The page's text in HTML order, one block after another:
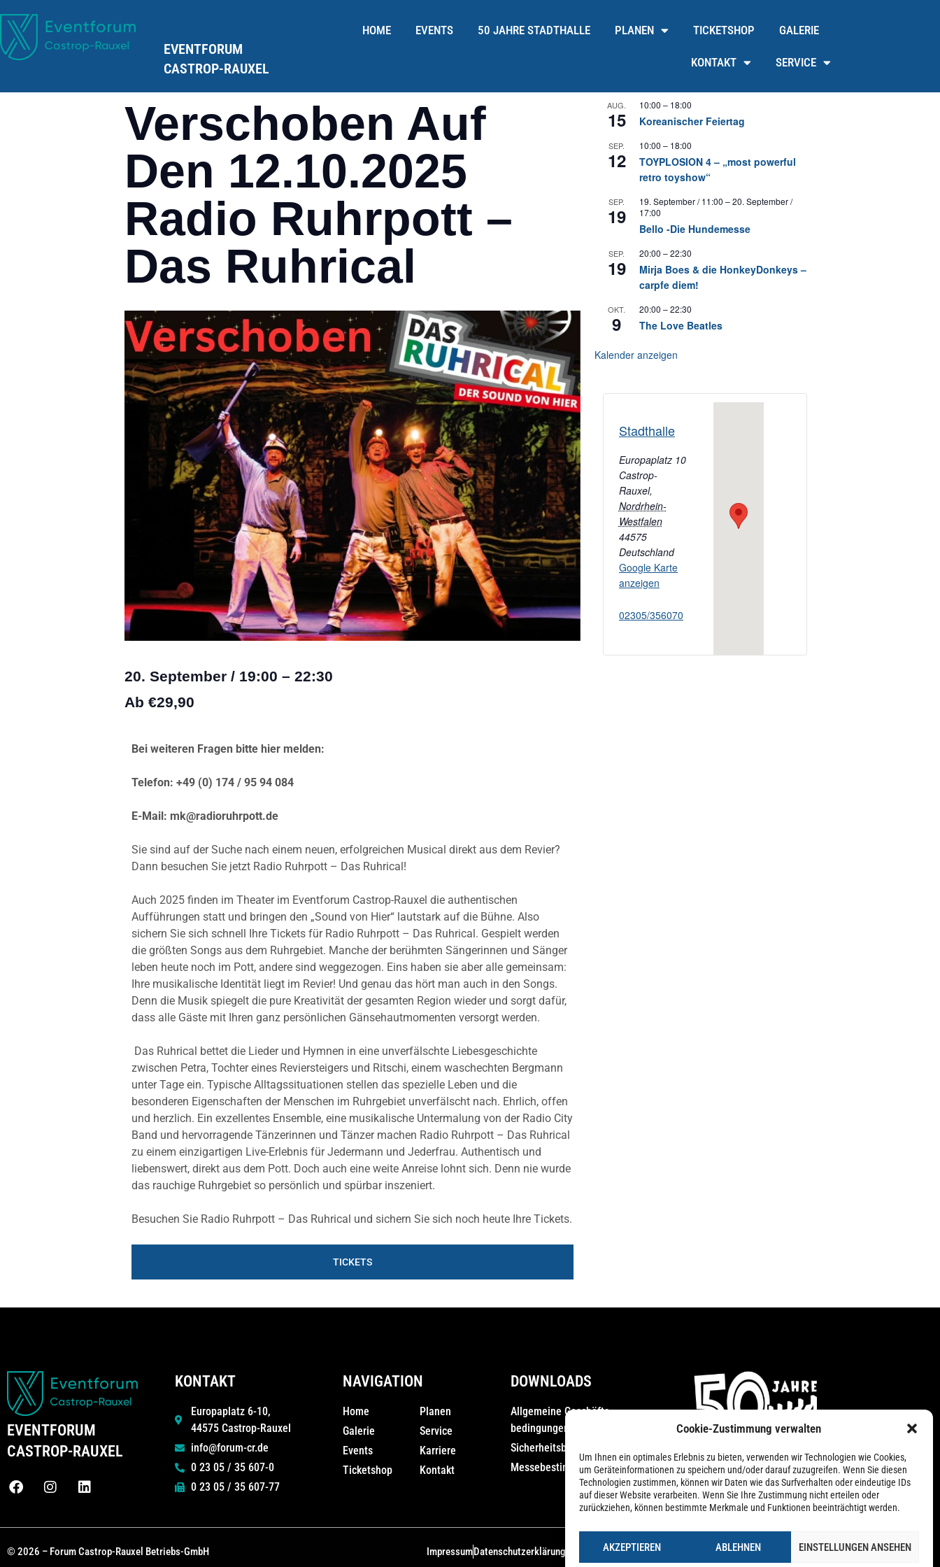
Cookie-Zustimmung verwalten
Um Ihnen ein optimales Erlebnis zu bieten, verwenden wir Technologien wie Cookies,
um Geräteinformationen zu speichern und/oder darauf zuzugreifen. Wenn Sie diesen
Technologien zustimmen, können wir Daten wie das Surfverhalten oder eindeutige IDs
auf dieser Website verarbeiten. Wenn Sie Ihre Zustimmung nicht erteilen oder
zurückziehen, können bestimmte Merkmale und Funktionen beeinträchtigt werden.
AKZEPTIEREN ABLEHNEN EINSTELLUNGEN ANSEHEN
EVENTFORUM
CASTROP-RAUXEL
HOME EVENTS 50 JAHRE STADTHALLE PLANEN TICKETSHOP GALERIE
KONTAKT SERVICE
Verschoben Auf
Den 12.10.2025
Radio Ruhrpott –
Das Ruhrical
20. September / 19:00 – 22:30
Ab €29,90
Bei weiteren Fragen bitte hier melden:
Telefon: +49 (0) 174 / 95 94 084
E-Mail: mk@radioruhrpott.de
Sie sind auf der Suche nach einem neuen, erfolgreichen Musical direkt aus dem Revier?
Dann besuchen Sie jetzt Radio Ruhrpott – Das Ruhrical!
Auch 2025 finden im Theater im Eventforum Castrop-Rauxel die authentischen
Aufführungen statt und bringen den „Sound von Hier“ lautstark auf die Bühne. Also
sichern Sie sich schnell Ihre Tickets für Radio Ruhrpott – Das Ruhrical. Gespielt werden
die größten Songs aus dem Ruhrgebiet. Manche der berühmten Sängerinnen und Sänger
leben heute noch im Pott, andere sind weggezogen. Eins haben sie aber alle gemeinsam:
Ihre musikalische Identität liegt im Revier! Und genau das hört man auch in den Songs.
Denn die Musik spiegelt die pure Kreativität der gesamten Region wieder und sorgt dafür,
dass alle Gäste mit Ihren ganz persönlichen Gänsehautmomenten versorgt werden.
Das Ruhrical bettet die Lieder und Hymnen in eine unverfälschte Liebesgeschichte
zwischen Petra, Tochter eines Reviersteigers und Ritschi, einem waschechten Bergmann
unter Tage ein. Typische Alltagssituationen stellen das spezielle Leben und die
besonderen Eigenschaften der Menschen im Ruhrgebiet unverfälscht nach. Ehrlich, offen
und herzlich. Ein exzellentes Ensemble, eine musikalische Untermalung von der Radio City
Band und hervorragende Tänzerinnen und Tänzer machen Radio Ruhrpott – Das Ruhrical
zu einem einzigartigen Live-Erlebnis für Jedermann und Jederfrau. Authentisch und
liebenswert, direkt aus dem Pott. Doch auch eine weite Anreise lohnt sich. Denn nie wurde
das rauchige Ruhrgebiet so persönlich und spürbar inszeniert.
Besuchen Sie Radio Ruhrpott – Das Ruhrical und sichern Sie sich noch heute Ihre Tickets.
TICKETS
AUG.
15
10:00 – 18:00
Koreanischer Feiertag
SEP.
12
10:00 – 18:00
TOYPLOSION 4 – „most powerful
retro toyshow“
SEP.
19
19. September / 11:00 –20. September /
17:00
Bello -Die Hundemesse
SEP.
19
20:00 –22:30
Mirja Boes & die HonkeyDonkeys –
carpfe diem!
OKT.
9
20:00 –22:30
The Love Beatles
Kalender anzeigen
Stadthalle
Europaplatz 10
Castrop-
Rauxel,
Nordrhein-
Westfalen
44575
Deutschland
Google Karte
anzeigen
02305/356070
EVENTFORUM
CASTROP-RAUXEL
KONTAKT
Europaplatz 6-10,
44575 Castrop-Rauxel
info@forum-cr.de
0 23 05 / 35 607-0
0 23 05 / 35 607-77
NAVIGATION
Home
Galerie
Events
Ticketshop
Planen
Service
Karriere
Kontakt
DOWNLOADS
Allgemeine Geschäfts­
bedingungen (AGB)
Sicherheitsbestimmungen
Messebestimmungen
© 2026 – Forum Castrop-Rauxel Betriebs-GmbH ImpressumDatenschutzerklärung Cookie-Richtlinie (EU)